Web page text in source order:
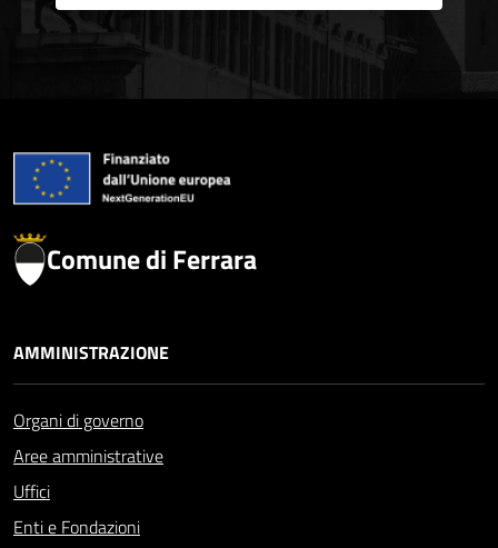
Comune di Ferrara
AMMINISTRAZIONE
Organi di governo
Aree amministrative
Uffici
Enti e Fondazioni